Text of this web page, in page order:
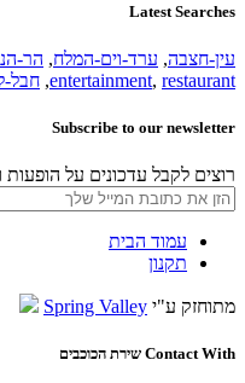
Latest Searches
עין-חצבה, ערד-וים-המלח, הר-
entertainment, restaurant
, חבל-
Subscribe to our newsletter
רוצים לקבל עדכונים על
עמוד הבית
תקנון
מתוחזק ע"י Spring Valley
Contact With שירת הכוכבים